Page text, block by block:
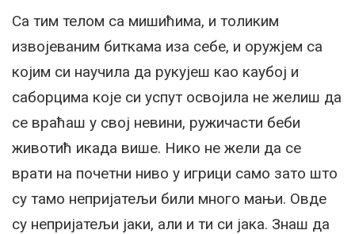
Са тим телом са мишићима, и толиким
извојеваним биткама иза себе, и оружјем са
којим си научила да рукујеш као каубој и
саборцима које си успут освојила не желиш да
се враћаш у свој невини, ружичасти беби
животић икада више. Нико не жели да се
врати на почетни ниво у игрици само зато што
су тамо непријатељи били много мањи. Овде
су непријатељи јаки, али и ти си јака. Знаш да